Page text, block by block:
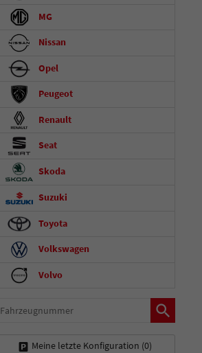
MG
Nissan
Opel
Peugeot
Renault
Seat
Skoda
Suzuki
Toyota
Volkswagen
Volvo
Fahrzeugnummer
Meine letzte Konfiguration (0)